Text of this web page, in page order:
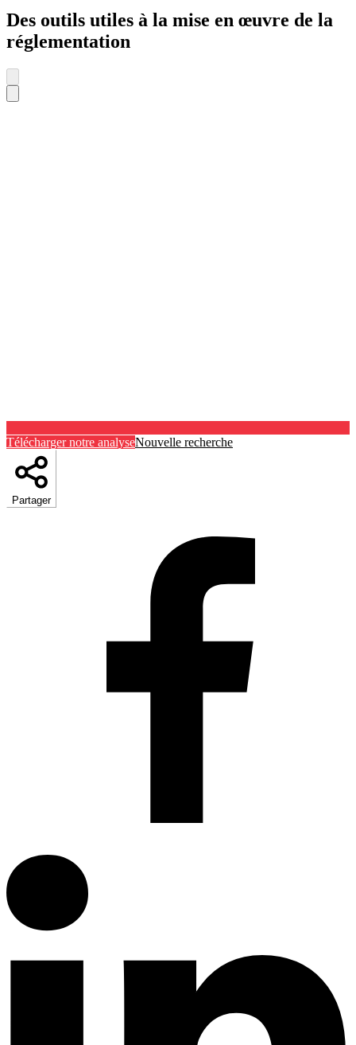
Des outils utiles à la mise en œuvre de la
réglementation
Télécharger notre analyseNouvelle recherche
Partager